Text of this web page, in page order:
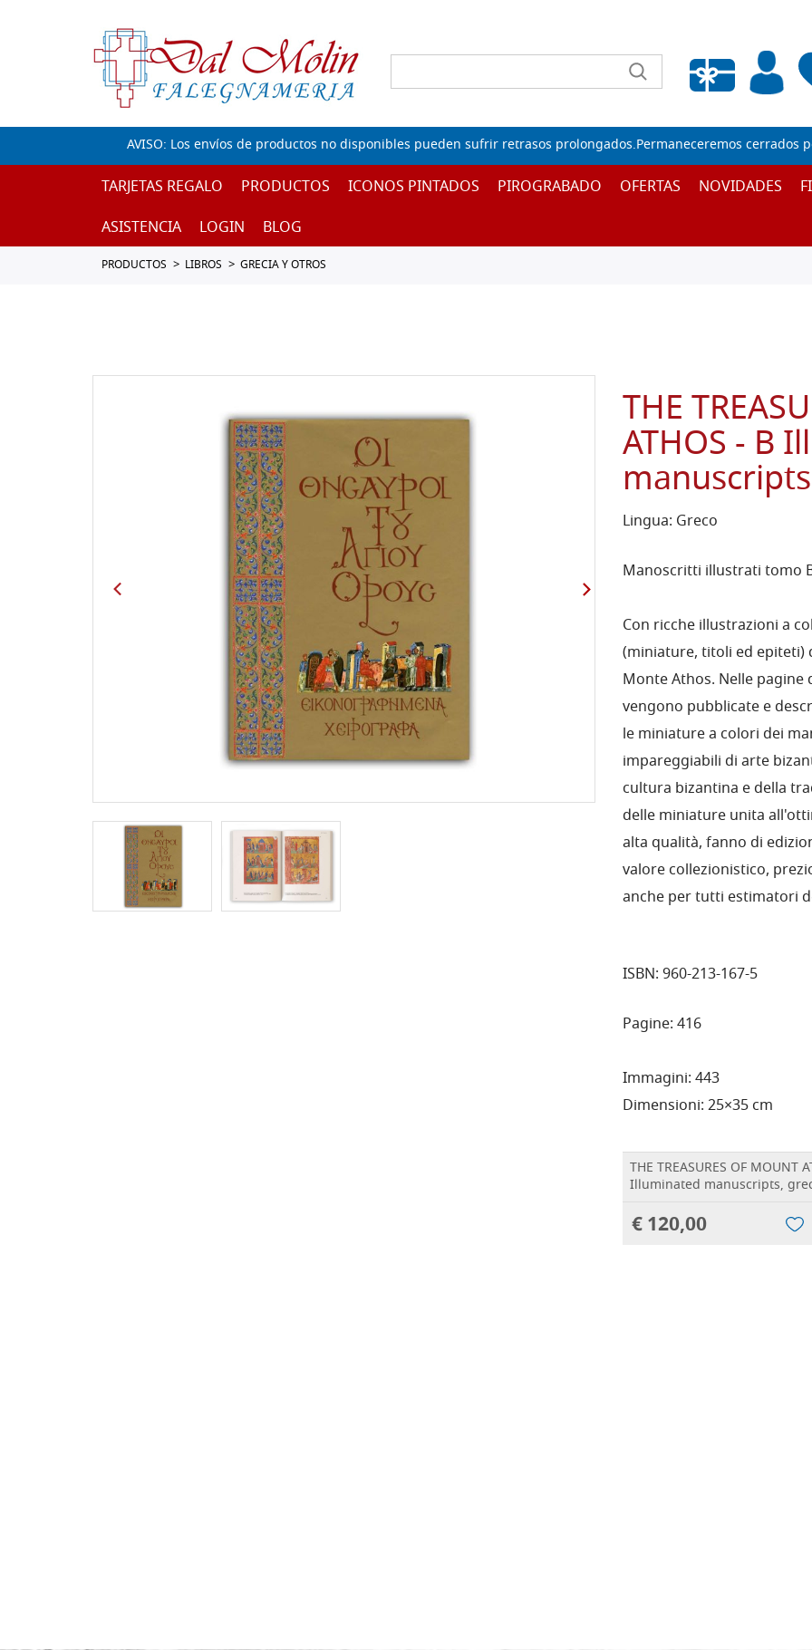
Lista de deseos vacía
AVISO: Los envíos de productos no disponibles pueden sufrir retrasos prolongados.Permaneceremos cerrados
TARJETAS REGALO PRODUCTOS ICONOS PINTADOS PIROGRABADO OFERTAS NOVIDADES
ASISTENCIA
LOGIN BLOG
PRODUCTOS LIBROS GRECIA Y OTROS
THE
ATHOS - B
Lingua: Greco
Manoscritti illustrati tomo
Con ricche illustrazioni a
(miniature, titoli ed
Monte Athos. Nelle pagine
vengono pubblicate e
le miniature a colori dei
impareggiabili di arte
cultura bizantina e della
delle miniature unita
alta qualità, fanno di
valore collezionistico,
anche per tutti estimatori
ISBN: 960-213-167-5
Pagine: 416
Immagini: 443
Dimensioni: 25×35 cm
THE TREASURES OF MOUNT
Illuminated manuscripts,
€ 120,00